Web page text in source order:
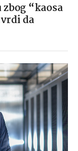
“kaosa
da